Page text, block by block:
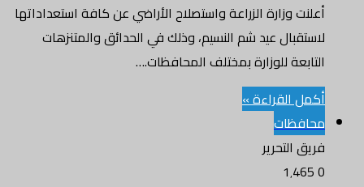
أعلنت وزارة الزراعة واستصلاح الأراضي عن كافة استعداداتها
لاستقبال عيد شم النسيم، وذلك في الحدائق والمتنزهات
التابعة للوزارة بمختلف المحافظات.…
أكمل القراءة »
محافظات
فريق التحرير
0